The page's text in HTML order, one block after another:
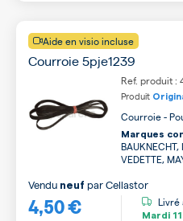
Aide en visio incluse
Courroie 5pje1239
Ref. produit :
Produit
Courroie -
Marques
BAUKNECHT,
VEDETTE,
4,50 €
Vendu neuf parCellastor
Livré
Mardi